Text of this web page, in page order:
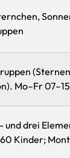
Mo–Fr
und drei
Kinder;